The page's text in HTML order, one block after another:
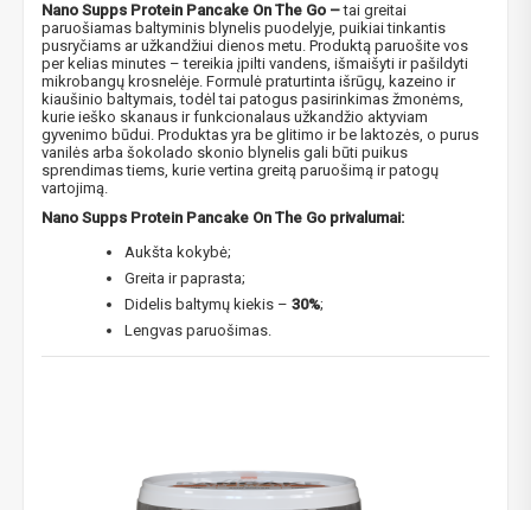
Nano Supps Protein Pancake On The Go​ –tai greitai
paruošiamas baltyminis blynelis puodelyje, puikiai tinkantis
pusryčiams ar užkandžiui dienos metu. Produktą paruošite vos
per kelias minutes – tereikia įpilti vandens, išmaišyti ir pašildyti
mikrobangų krosnelėje. Formulė praturtinta išrūgų, kazeino ir
kiaušinio baltymais, todėl tai patogus pasirinkimas žmonėms,
kurie ieško skanaus ir funkcionalaus užkandžio aktyviam
gyvenimo būdui. Produktas yra be glitimo ir be laktozės, o purus
vanilės arba šokolado skonio blynelis gali būti puikus
sprendimas tiems, kurie vertina greitą paruošimą ir patogų
vartojimą.
Nano Supps Protein Pancake On The Go​​ privalumai:
Aukšta kokybė;
Greita ir paprasta;
Didelis baltymų kiekis – 30%;
Lengvas paruošimas.